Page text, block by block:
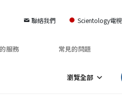
聯絡我們 Scientology電視
服務 常見的問題
瀏覽全部